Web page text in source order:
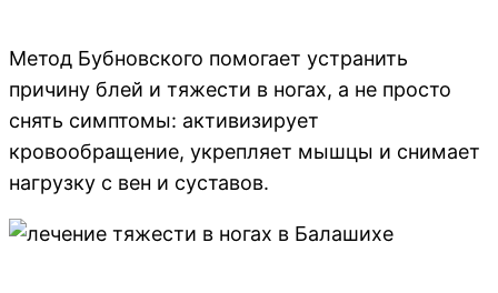
Метод Бубновского помогает устранить
причину блей и тяжести в ногах, а не просто
снять симптомы: активизирует
кровообращение, укрепляет мышцы и снимает
нагрузку с вен и суставов.